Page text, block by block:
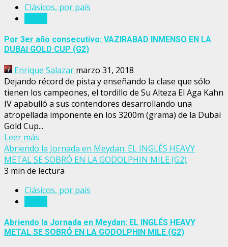
Clásicos, por país
Por 3er año consecutivo: VAZIRABAD INMENSO EN LA
DUBAI GOLD CUP (G2)
Enrique Salazar marzo 31, 2018
Dejando récord de pista y enseñando la clase que sólo
tienen los campeones, el tordillo de Su Alteza El Aga Kahn
IV apabulló a sus contendores desarrollando una
atropellada imponente en los 3200m (grama) de la Dubai
Gold Cup...
Leer más
Abriendo la Jornada en Meydan: EL INGLÉS HEAVY
METAL SE SOBRÓ EN LA GODOLPHIN MILE (G2)
3 min de lectura
Clásicos, por país
Abriendo la Jornada en Meydan: EL INGLÉS HEAVY
METAL SE SOBRÓ EN LA GODOLPHIN MILE (G2)